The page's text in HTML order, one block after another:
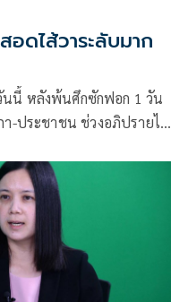
ดไส้วาระลับมาก
1 วัน
-ประชาชน ช่วงอภิปรายไม่